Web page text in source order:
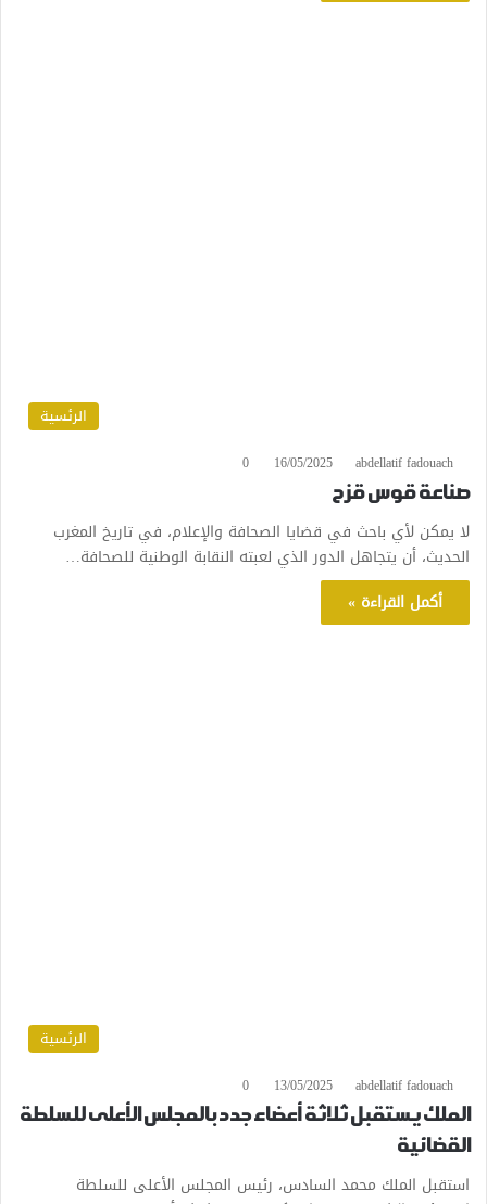
الرئسية
abdellatif fadouach
16/05/2025
0
صناعة قوس قزح
لا يمكن لأي باحث في قضايا الصحافة والإعلام، في تاريخ المغرب
الحديث، أن يتجاهل الدور الذي لعبته النقابة الوطنية للصحافة…
أكمل القراءة »
الرئسية
abdellatif fadouach
13/05/2025
0
الملك يستقبل ثلاثة أعضاء جدد بالمجلس الأعلى للسلطة
القضائية
استقبل الملك محمد السادس، رئيس المجلس الأعلى للسلطة